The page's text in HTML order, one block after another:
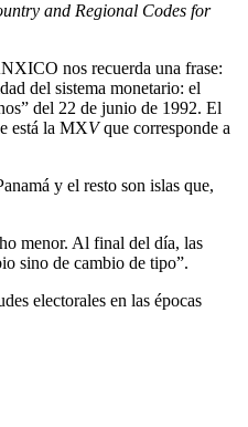
and Regional Codes for
nos recuerda una frase:
del sistema monetario: el
del 22 de junio de 1992. El
está la MXVque corresponde a
y el resto son islas que,
menor. Al final del día, las
sino de cambio de tipo”.
electorales en las épocas